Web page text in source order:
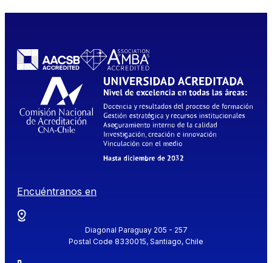
Encuéntranos en
Diagonal Paraguay 205 - 257
Postal Code 8330015, Santiago, Chile